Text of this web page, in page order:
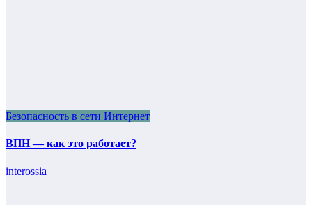
Безопасность в сети Интернет
ВПН — как это работает?
interossia